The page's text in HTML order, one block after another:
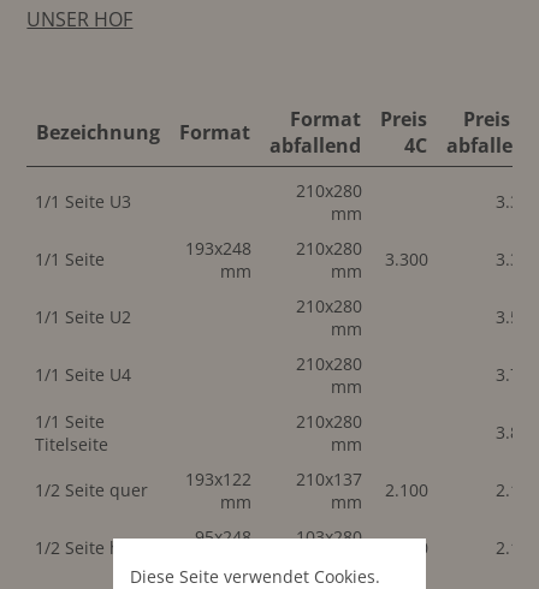
UNSER HOF
Bezeichnung Format
Format
abfallend
Preis
4C
Preis 4C
abfallend
1/1 Seite U3
210x280
mm
3.300
1/1 Seite
193x248
mm
210x280
mm
3.300 3.300
1/1 Seite U2
210x280
mm
3.550
1/1 Seite U4
210x280
mm
3.700
1/1 Seite
Titelseite
210x280
mm
3.800
1/2 Seite quer
193x122
mm
210x137
mm
2.100 2.100
1/2 Seite hoch
95x248
103x280
2.100 2.100
Diese Seite verwendet Cookies.